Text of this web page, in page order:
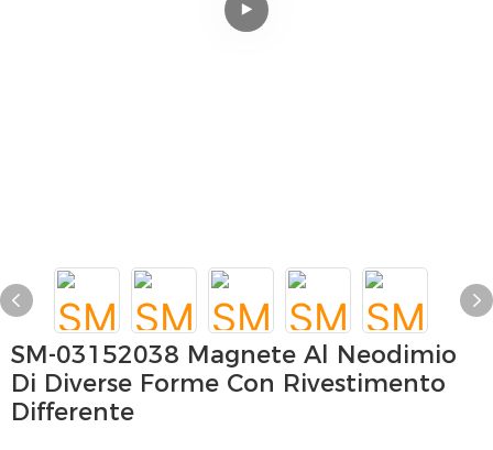
SM-03152038 Magnete Al Neodimio
Di Diverse Forme Con Rivestimento
Differente